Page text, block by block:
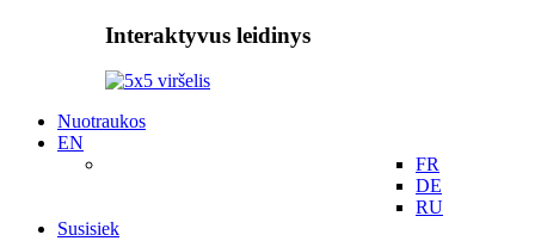
Interaktyvus leidinys
Nuotraukos
EN
FR
DE
RU
Susisiek